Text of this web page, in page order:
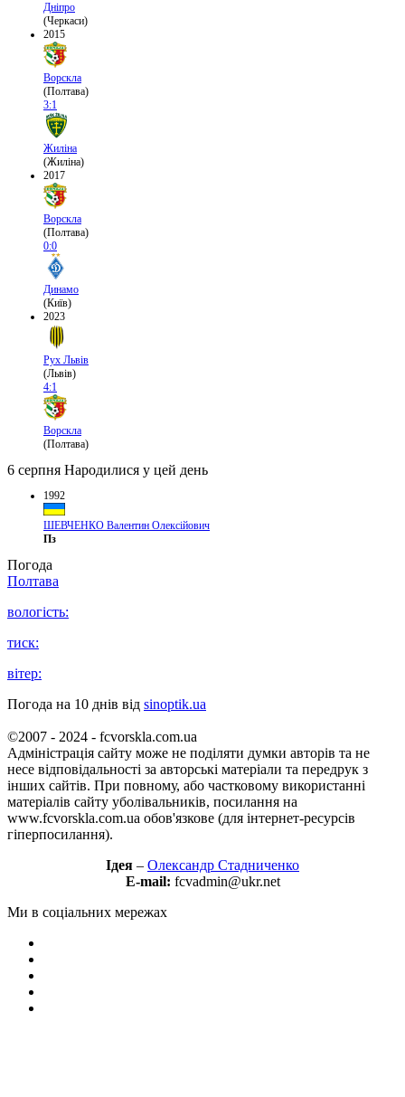
Дніпро
(Черкаси)
2015
Ворскла
(Полтава)
3:1
Жиліна
(Жиліна)
2017
Ворскла
(Полтава)
0:0
Динамо
(Київ)
2023
Рух Львів
(Львів)
4:1
Ворскла
(Полтава)
6 серпня Народилися у цей день
1992
ШЕВЧЕНКО Валентин Олексійович
Пз
Погода
Полтава
вологість:
тиск:
вітер:
Погода на 10 днів від sinoptik.ua
©2007 - 2024 - fcvorskla.com.ua
Адміністрація сайту може не поділяти думки авторів та не
несе відповідальності за авторські матеріали та передрук з
інших сайтів. При повному, або частковому використанні
матеріалів сайту уболівальників, посилання на
www.fcvorskla.com.ua обов'язкове (для інтернет-ресурсів
гіперпосилання).
Ідея – Олександр Стадниченко
E-mail: fcvadmin@ukr.net
Ми в соціальних мережах